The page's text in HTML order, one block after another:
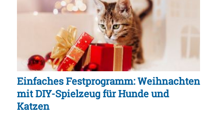
Einfaches Festprogramm: Weihnachten
mit DIY-Spielzeug für Hunde und
Katzen